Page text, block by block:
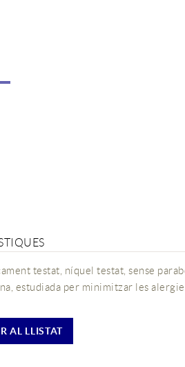
testat, níquel testat, sense
estudiada per minimitzar les
AL LLISTAT